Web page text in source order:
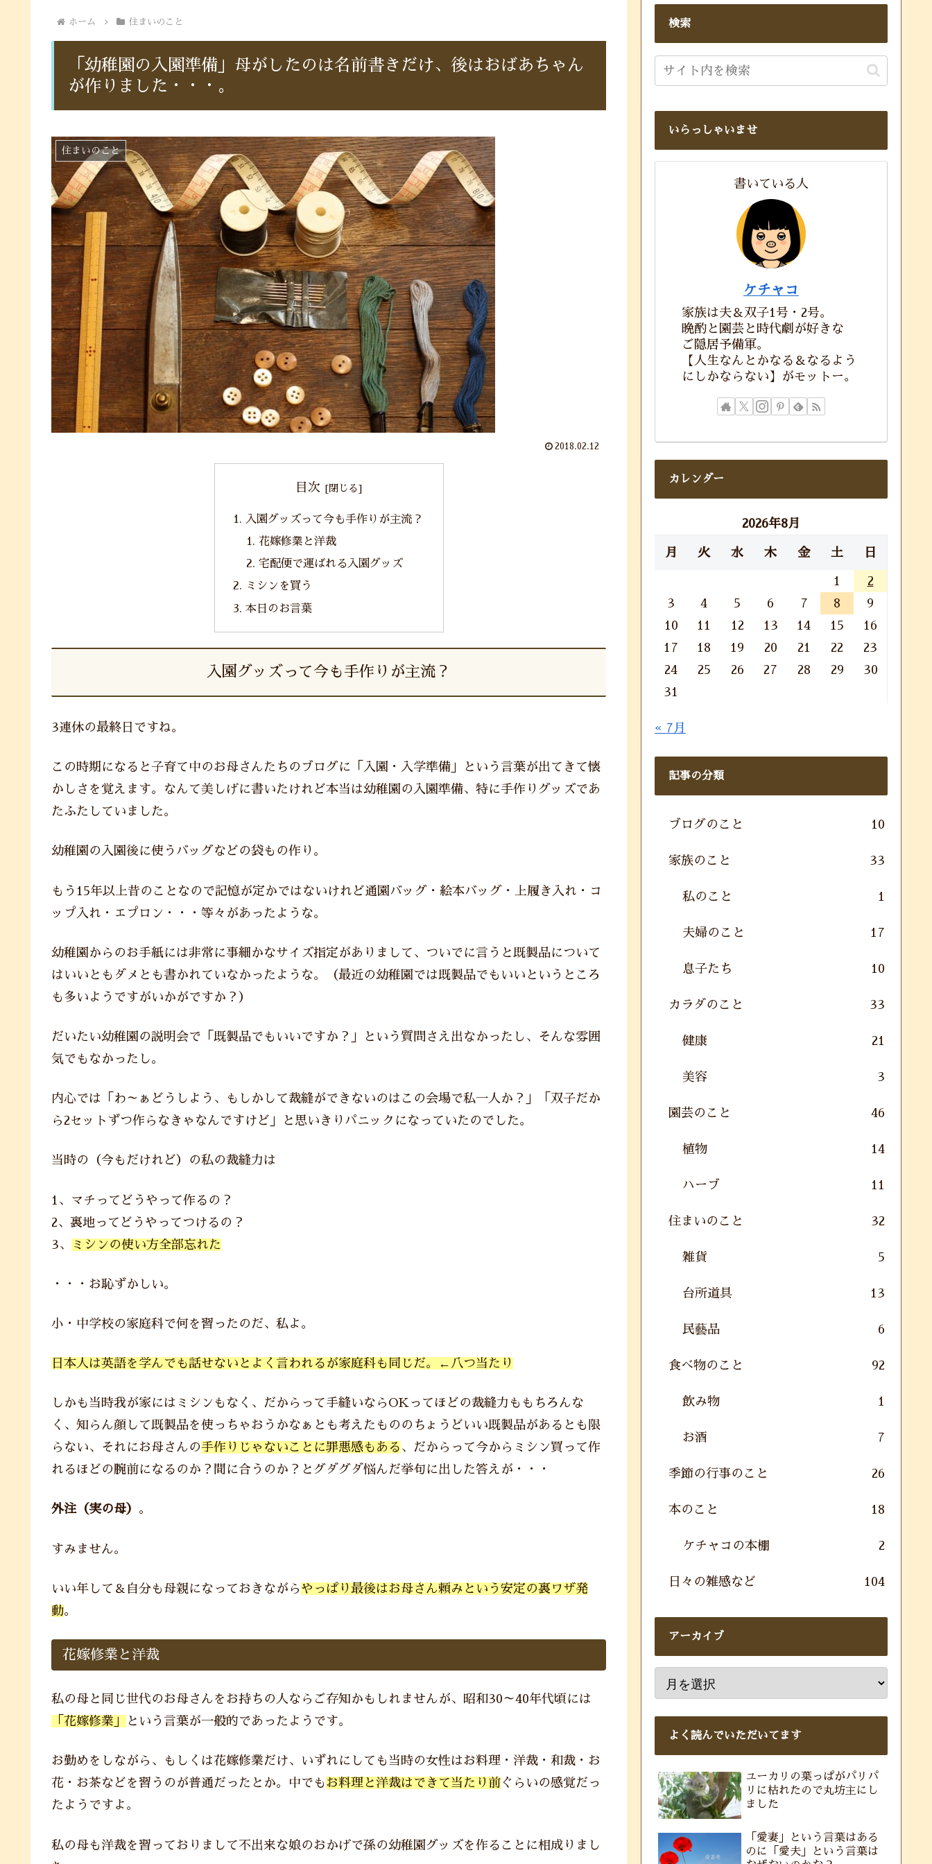
ホーム 住まいのこと
「幼稚園の入園準備」母がしたのは名前書きだけ、後はおばあちゃん
が作りました・・・。
住まいのこと
2018.02.12
目次
入園グッズって今も手作りが主流？
花嫁修業と洋裁
宅配便で運ばれる入園グッズ
ミシンを買う
本日のお言葉
入園グッズって今も手作りが主流？
3連休の最終日ですね。
この時期になると子育て中のお母さんたちのブログに「入園・入学準備」という言葉が出てきて懐
かしさを覚えます。なんて美しげに書いたけれど本当は幼稚園の入園準備、特に手作りグッズであ
たふたしていました。
幼稚園の入園後に使うバッグなどの袋もの作り。
もう15年以上昔のことなので記憶が定かではないけれど通園バッグ・絵本バッグ・上履き入れ・コ
ップ入れ・エプロン・・・等々があったような。
幼稚園からのお手紙には非常に事細かなサイズ指定がありまして、ついでに言うと既製品について
はいいともダメとも書かれていなかったような。（最近の幼稚園では既製品でもいいというところ
も多いようですがいかがですか？）
だいたい幼稚園の説明会で「既製品でもいいですか？」という質問さえ出なかったし、そんな雰囲
気でもなかったし。
内心では「わ～ぁどうしよう、もしかして裁縫ができないのはこの会場で私一人か？」「双子だか
ら2セットずつ作らなきゃなんですけど」と思いきりパニックになっていたのでした。
当時の（今もだけれど）の私の裁縫力は
1、マチってどうやって作るの？
2、裏地ってどうやってつけるの？
3、
ミシンの使い方全部忘れた
・・・お恥ずかしい。
小・中学校の家庭科で何を習ったのだ、私よ。
日本人は英語を学んでも話せないとよく言われるが家庭科も同じだ。←八つ当たり
しかも当時我が家にはミシンもなく、だからって手縫いならOKってほどの裁縫力ももちろんな
く、知らん顔して既製品を使っちゃおうかなぁとも考えたもののちょうどいい既製品があるとも限
らない、それにお母さんの手作りじゃないことに罪悪感もある 、だからって今からミシン買って作
れるほどの腕前になるのか？間に合うのか？とグダグダ悩んだ挙句に出した答えが・・・
外注（実の母） 。
すみません。
いい年して＆自分も母親になっておきながら やっぱり最後はお母さん頼みという安定の裏ワザ発
動。
花嫁修業と洋裁
私の母と同じ世代のお母さんをお持ちの人ならご存知かもしれませんが、昭和30～40年代頃には
「花嫁修業」
という言葉が一般的であったようです。
お勤めをしながら、もしくは花嫁修業だけ、いずれにしても当時の女性はお料理・洋裁・和裁・お
花・お茶などを習うのが普通だったとか。中でも お料理と洋裁はできて当たり前 ぐらいの感覚だっ
たようですよ。
私の母も洋裁を習っておりまして不出来な娘のおかげで孫の幼稚園グッズを作ることに相成りまし
検索
いらっしゃいませ
書いている人
ケチャコ
家族は夫＆双子1号・2号。
晩酌と園芸と時代劇が好きな
ご隠居予備軍。
【人生なんとかなる＆なるよう
にしかならない】がモットー。
カレンダー
2026年8月
月 火 水 木 金 土 日
1
2
3
4 5 6 7 8
9
10
11 12 13 14 15
16
17
18 19 20 21 22
23
24
25 26 27 28 29
30
31
« 7月
記事の分類
ブログのこと 10
家族のこと 33
私のこと 1
夫婦のこと 17
息子たち 10
カラダのこと 33
健康 21
美容 3
園芸のこと 46
植物 14
ハーブ 11
住まいのこと 32
雑貨 5
台所道具 13
民藝品 6
食べ物のこと 92
飲み物 1
お酒 7
季節の行事のこと 26
本のこと 18
ケチャコの本棚 2
日々の雑感など 104
アーカイブ
よく読んでいただいてます
ユーカリの葉っぱがパリパ
リに枯れたので丸坊主にし
ました
「愛妻」という言葉はある
のに「愛夫」という言葉は